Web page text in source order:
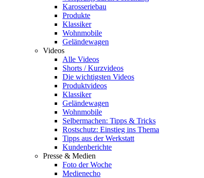
Karosseriebau
Produkte
Klassiker
Wohnmobile
Geländewagen
Videos
Alle Videos
Shorts / Kurzvideos
Die wichtigsten Videos
Produktvideos
Klassiker
Geländewagen
Wohnmobile
Selbermachen: Tipps & Tricks
Rostschutz: Einstieg ins Thema
Tipps aus der Werkstatt
Kundenberichte
Presse & Medien
Foto der Woche
Medienecho